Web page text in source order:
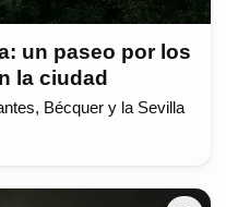
un paseo por los
la ciudad
Bécquer y la Sevilla